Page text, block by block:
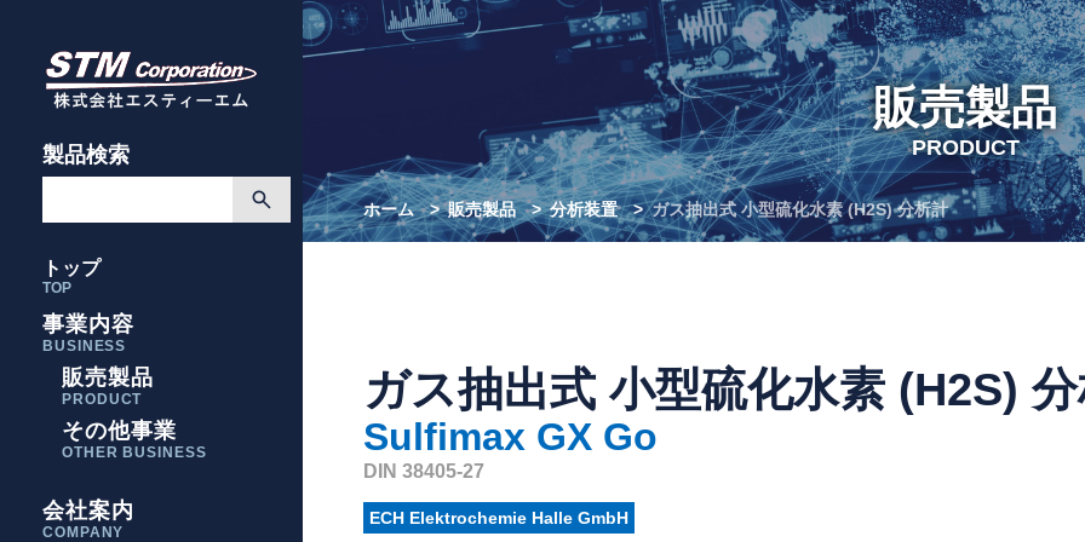
製品検索
トップ
TOP
事業内容
BUSINESS
販売製品
PRODUCT
その他事業
OTHER BUSINESS
会社案内
COMPANY
販売製品
PRODUCT
ホーム 販売製品 分析装置 ガス抽出式 小型硫化水素 (H2S) 分析計
ガス抽出式 小型硫化水素 (H2S)
Sulfimax GX Go
DIN 38405-27
ECH Elektrochemie Halle GmbH